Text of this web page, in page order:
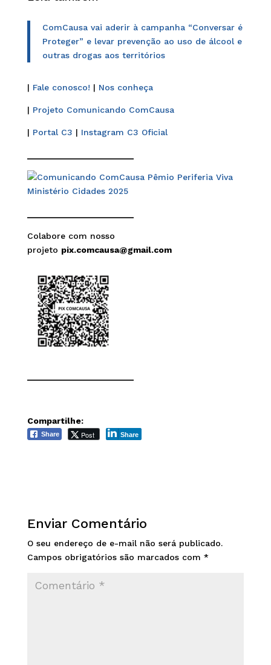
ComCausa vai aderir à campanha “Conversar é
Proteger” e levar prevenção ao uso de álcool e
outras drogas aos territórios
| Fale conosco! | Nos conheça
| Projeto Comunicando ComCausa
| Portal C3 | Instagram C3 Oficial
Colabore com nosso
projeto pix.comcausa@gmail.com
Compartilhe:
Share Post Share
Enviar Comentário
O seu endereço de e-mail não será publicado.
Campos obrigatórios são marcados com *